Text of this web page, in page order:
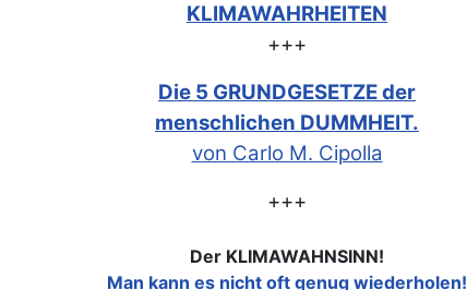
KLIMAWAHRHEITEN
+++
Die 5 GRUNDGESETZE der
menschlichen DUMMHEIT.
von Carlo M. Cipolla
+++
Der KLIMAWAHNSINN!
Man kann es nicht oft genug wiederholen!